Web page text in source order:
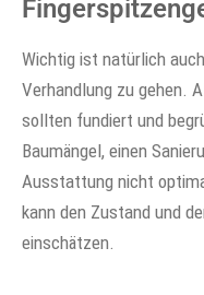
Wichtig ist natürlich
Verhandlung zu gehen.
sollten fundiert und
Baumängel, einen
Ausstattung nicht
kann den Zustand und
einschätzen.